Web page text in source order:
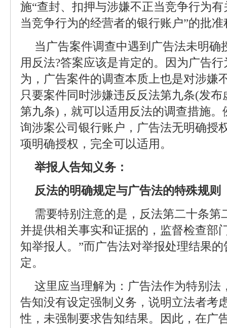
施“查封、扣押与涉嫌不正当竞争行为
当竞争行为的经营者的银行账户”的批
当广告案件调查中遇到广告法未明确
用反法?答案应该是肯定的。因为广告
为，广告案件的调查本质上也是对涉嫌
只要案件同时涉嫌违反反法第九条(发
第九条)，就可以适用反法的调查措施
询涉案公司银行账户，广告法无明确授
项明确授权，完全可以适用。
举报人告知义务：
反法的明确规定与广告法的特殊规则
需要特别注意的是，反法第二十条第
并提供相关事实和证据的，监督检查部
知举报人。”而广告法对举报处理结果
定。
这里应当理解为：广告法作为特别法
告知没有设定强制义务，说明立法者考
性，未强制要求告知结果。因此，在广